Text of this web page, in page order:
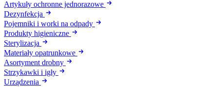
Artykuły ochronne jednorazowe
Dezynfekcja
Pojemniki i worki na odpady
Produkty higieniczne
Sterylizacja
Materiały opatrunkowe
Asortyment drobny
Strzykawki i igły
Urządzenia